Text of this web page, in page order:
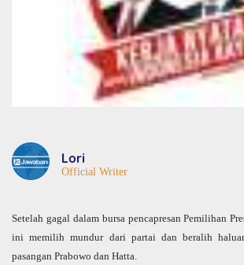
Lori
Official Writer
Setelah gagal dalam bursa pencapresan Pemilihan
ini memilih mundur dari partai dan beralih
pasangan Prabowo dan Hatta.